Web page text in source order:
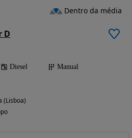
D
Diesel
Manual
(Lisboa)
Dentro da média